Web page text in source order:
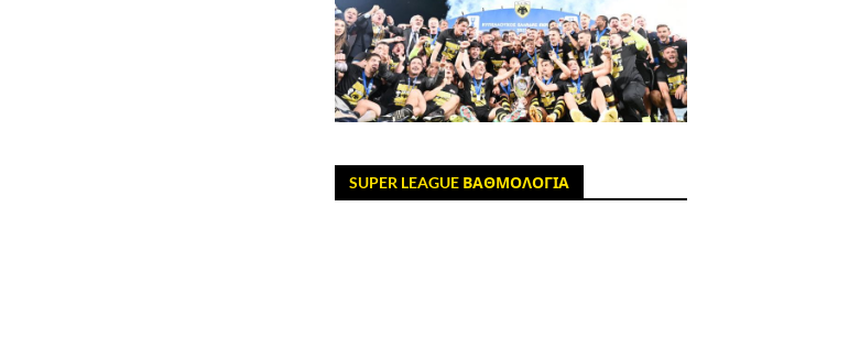
SUPER LEAGUE ΒΑΘΜΟΛΟΓΙΑ